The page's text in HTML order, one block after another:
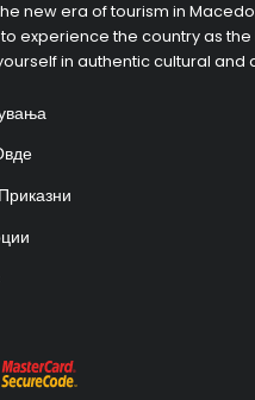
new era of tourism in
experience the country as the
in authentic cultural and